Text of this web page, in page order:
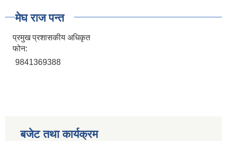
मेघ राज पन्त
प्रमुख प्रशासकीय अधिकृत
फोन:
9841369388
बजेट तथा कार्यक्रम